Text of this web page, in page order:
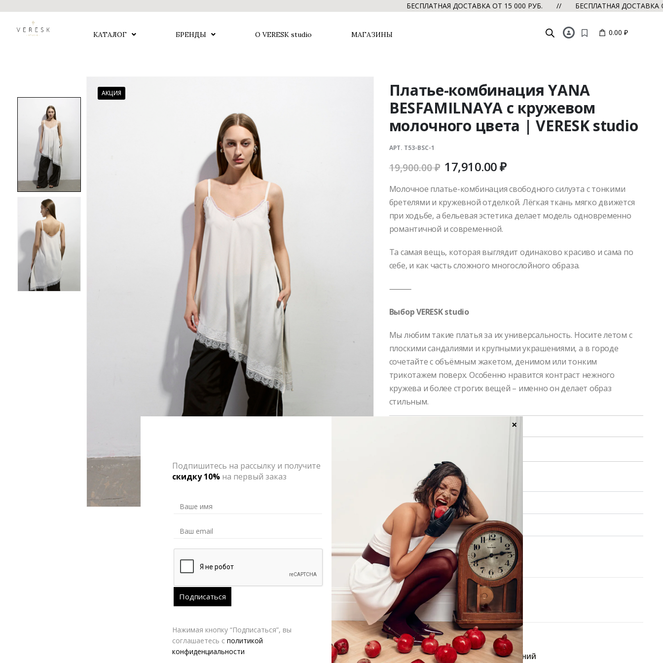
БЕСПЛАТНАЯ ДОСТАВКА ОТ 15 000 РУБ. // БЕСПЛАТНАЯ ДОСТАВКА ОТ 15
КАТАЛОГ БРЕНДЫ О VERESK studio МАГАЗИНЫ 0.00 ₽
АКЦИЯ
Платье-комбинация YANA
BESFAMILNAYA с кружевом
молочного цвета | VERESK studio
АРТ. T53-BSC-1
19,900.00₽ 17,910.00₽
Молочное платье-комбинация свободного силуэта с тонкими
бретелями и кружевной отделкой. Лёгкая ткань мягко движется
при ходьбе, а бельевая эстетика делает модель одновременно
романтичной и современной.
Та самая вещь, которая выглядит одинаково красиво и сама по
себе, и как часть сложного многослойного образа.
⸻
Выбор VERESK studio
Мы любим такие платья за их универсальность. Носите летом с
плоскими сандалиями и крупными украшениями, а в городе
сочетайте с объёмным жакетом, денимом или тонким
трикотажем поверх. Особенно нравится контраст нежного
кружева и более строгих вещей – именно он делает образ
стильным.
Состав и уход
Оформление заказа
Возврат и обмен
РАЗМЕР One size
В КОРЗИНУ
Yana Besfamilnaya
ДОБАВИТЬ В СПИСОК ЖЕЛАНИЙ
Подпишитесь на рассылку и получите
скидку 10%на первый заказ
Нажимая кнопку “Подписаться”, вы
соглашаетесь с политикой
конфиденциальности
×